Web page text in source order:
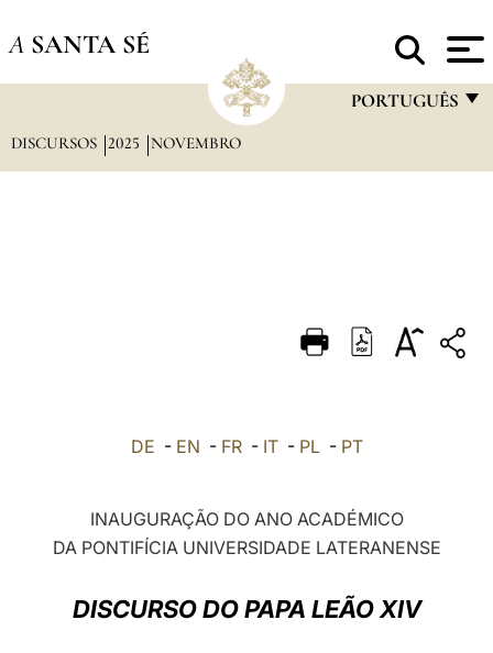
A SANTA SÉ
PORTUGUÊS
DEUTSCH
العربيّة
LATINE
DISCURSOS 2025 NOVEMBRO
DE - EN - FR- IT- PL- PT
INAUGURAÇÃO DO ANO ACADÉMICO
DA PONTIFÍCIA UNIVERSIDADE LATERANENSE
DISCURSO DO PAPA LEÃO XIV